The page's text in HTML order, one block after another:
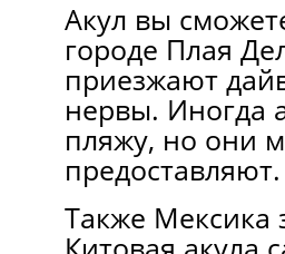
Акул вы
городе Плая
приезжают
нервы. Иногда
пляжу, но они
предоставляют.
Также Мексика